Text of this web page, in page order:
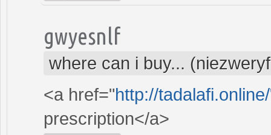
gwyesnlf
where can i buy...
<a href="http://
prescription</a>